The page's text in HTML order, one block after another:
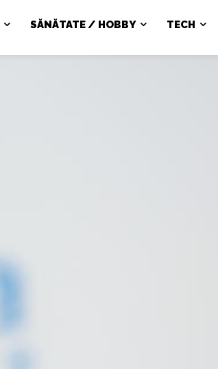
SĂNĂTATE / HOBBY TECH